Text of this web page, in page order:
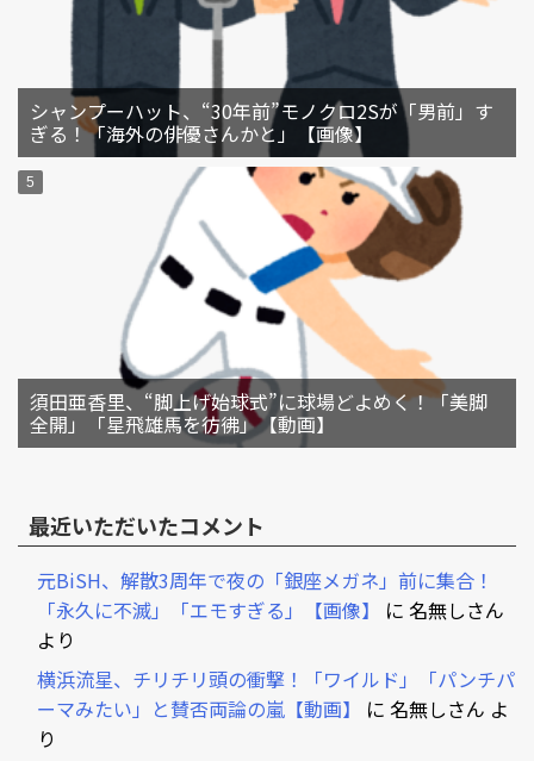
シャンプーハット、“30年前”モノクロ2Sが「男前」す
ぎる！「海外の俳優さんかと」【画像】
須田亜香里、“脚上げ始球式”に球場どよめく！「美脚
全開」「星飛雄馬を彷彿」【動画】
最近いただいたコメント
元BiSH、解散3周年で夜の「銀座メガネ」前に集合！
「永久に不滅」「エモすぎる」【画像】
に 名無しさん
より
横浜流星、チリチリ頭の衝撃！「ワイルド」「パンチパ
ーマみたい」と賛否両論の嵐【動画】
に 名無しさん よ
り